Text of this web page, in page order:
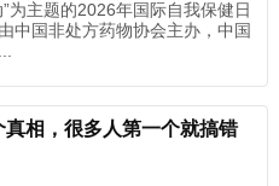
为主题的2026年国际自我保健日
中国非处方药物协会主办，中国
相，很多人第一个就搞错